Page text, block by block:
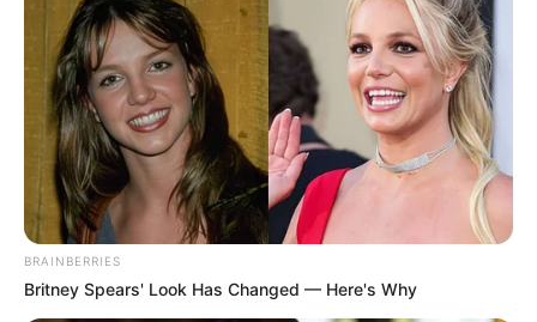
középvállalkozásokat támogatja,
illetve hogy a dolgozó fiataloknak munkáshitelt
nyújtanak.
BRAINBERRIES
Britney Spears' Look Has Changed — Here's Why